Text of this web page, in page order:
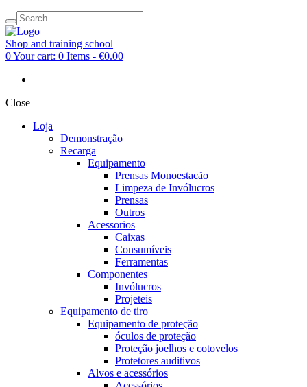
Shop and training school
0Your cart: 0 Items - €0.00
Close
Loja
Demonstração
Recarga
Equipamento
Prensas Monoestacão
Limpeza de Invólucros
Prensas
Outros
Acessorios
Caixas
Consumíveis
Ferramentas
Componentes
Invólucros
Projeteis
Equipamento de tiro
Equipamento de proteção
óculos de proteção
Proteção joelhos e cotovelos
Protetores auditivos
Alvos e acessórios